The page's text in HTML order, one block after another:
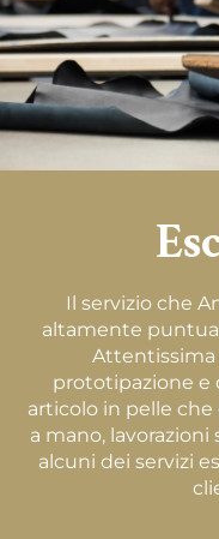
Il servizio che
altamente
Attentissima
prototipazione e
articolo in pelle che
a mano, lavorazioni
alcuni dei servizi